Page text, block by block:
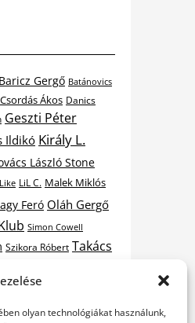
olyan technológiákat használunk,
Baricz Gergő Batánovics
Csordás Ákos Danics
Geszti Péter
Ildikó Király L.
László Stone
Like LiL C. Malek Miklós
Feró Oláh Gergő
Simon Cowell
Szikora Róbert Takács